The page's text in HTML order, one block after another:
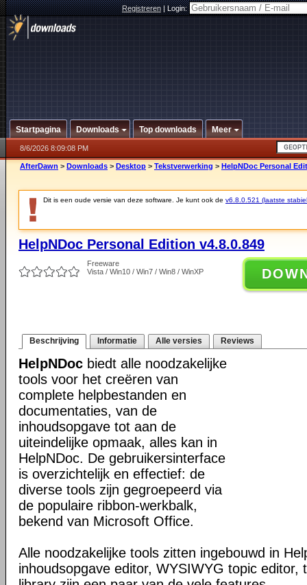
Registreren|Login:
Startpagina Downloads Top downloads Meer
8/6/2026 8:09:08 PM
AfterDawn > Downloads > Desktop > Tekstverwerking > HelpNDoc Personal
Dit is een oude versie van deze software. Je kunt ook de v6.8.0.521 (laatste
HelpNDoc Personal Edition v4.8.0.849
Freeware
Vista / Win10 / Win7 / Win8 / WinXP
Beschrijving Informatie Alle versies Reviews
HelpNDoc biedt alle noodzakelijke
tools voor het creëren van
complete helpbestanden en
documentaties, van de
inhoudsopgave tot aan de
uiteindelijke opmaak, alles kan in
HelpNDoc. De gebruikersinterface
is overzichtelijk en effectief: de
diverse tools zijn gegroepeerd via
de populaire ribbon-werkbalk,
bekend van Microsoft Office.
Alle noodzakelijke tools zitten ingebouwd in
inhoudsopgave editor, WYSIWYG topic editor,